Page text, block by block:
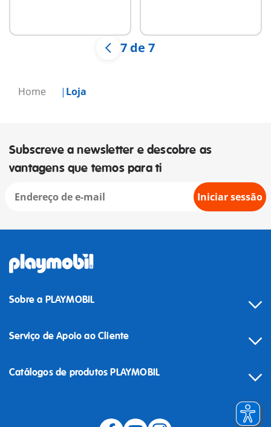
Home Loja
7 de 7
Subscreve a newsletter e descobre as
vantagens que temos para ti
Iniciar sessão
Sobre a PLAYMOBIL
Serviço de Apoio ao Cliente
Catálogos de produtos PLAYMOBIL